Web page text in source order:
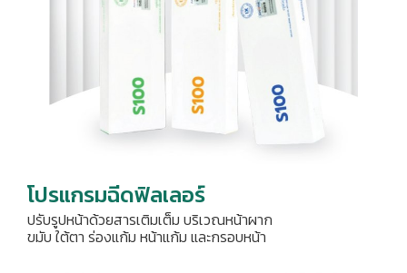
โปรแกรมฉีดฟิลเลอร์
ปรับรูปหน้าด้วยสารเติมเต็ม บริเวณหน้าผาก
ขมับ ใต้ตา ร่องแก้ม หน้าแก้ม และกรอบหน้า